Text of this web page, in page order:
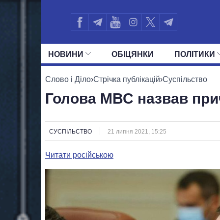
НОВИНИ ОБIЦЯНКИ ПОЛIТИКИ
УСІ ПОЛІТИКИ ПРЕЗИДЕНТ І ОФІС
Слово і Діло›Стрічка публікацій›Суспільство
Голова МВС назвав
СУСПІЛЬСТВО 21 липня 2021, 15:25
Читати російською